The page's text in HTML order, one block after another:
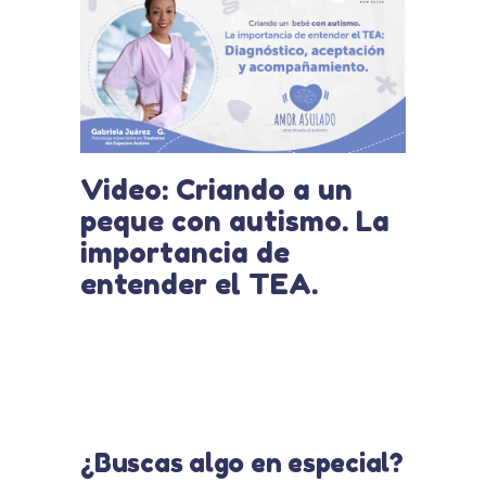
Video: Criando a un
peque con autismo. La
importancia de
entender el TEA.
¿Buscas algo en especial?